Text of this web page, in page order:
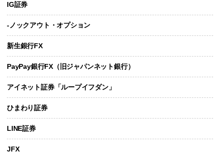
IG証券
-ノックアウト・オプション
新生銀行FX
PayPay銀行FX（旧ジャパンネット銀行）
アイネット証券「ループイフダン」
ひまわり証券
LINE証券
JFX